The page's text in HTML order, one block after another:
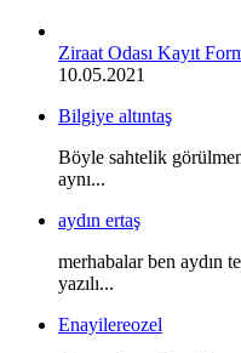
Ziraat Odası Kayıt
10.05.2021
Bilgiye altıntaş
Böyle sahtelik
aynı...
aydın ertaş
merhabalar ben aydın
yazılı...
Enayilereozel